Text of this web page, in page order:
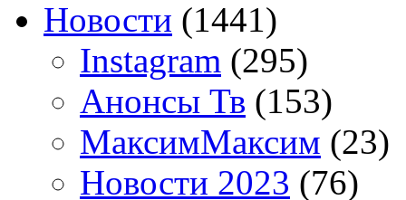
Новости (1441)
Instagram (295)
Анонсы Тв (153)
МаксимМаксим (23)
Новости 2023 (76)